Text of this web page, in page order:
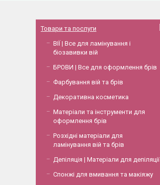
Товари та послуги
ВІЇ | Все для ламінування і
біозавивки вій
БРОВИ | Все для оформлення брів
Фарбування вій та брів
Декоративна косметика
Матеріали та інструменти для
оформлення брів
Розхідні матеріали для
ламінування вій та брів
Депіляція | Матеріали для депіляції
Спонжі для вмивання та макіяжу